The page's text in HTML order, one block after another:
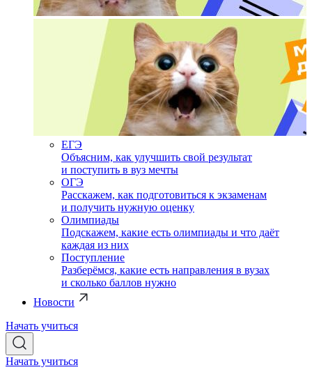
ЕГЭ
Объясним, как улучшить свой результат
и поступить в вуз мечты
ОГЭ
Расскажем, как подготовиться к экзаменам
и получить нужную оценку
Олимпиады
Подскажем, какие есть олимпиады и что даёт
каждая из них
Поступление
Разберёмся, какие есть направления в вузах
и сколько баллов нужно
Новости
Начать учиться
Начать учиться